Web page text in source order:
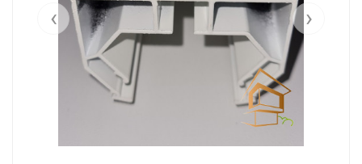
‹ ›